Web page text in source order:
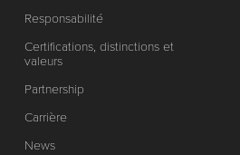
Responsabilité
Certifications, distinctions et
valeurs
Partnership
Carrière
News